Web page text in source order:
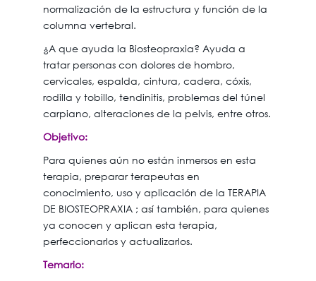
normalización de la estructura y función de la
columna vertebral.
¿A que ayuda la Biosteopraxia? Ayuda a
tratar personas con dolores de hombro,
cervicales, espalda, cintura, cadera, cóxis,
rodilla y tobillo, tendinitis, problemas del túnel
carpiano, alteraciones de la pelvis, entre otros.
Objetivo:
Para quienes aún no están inmersos en esta
terapia, preparar terapeutas en
conocimiento, uso y aplicación de la TERAPIA
DE BIOSTEOPRAXIA ; así también, para quienes
ya conocen y aplican esta terapia,
perfeccionarlos y actualizarlos.
Temario: